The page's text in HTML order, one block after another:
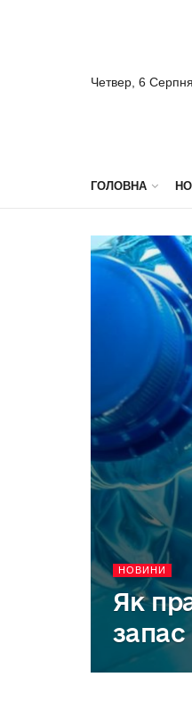
Четвер, 6 Серпня
ГОЛОВНА
НОВИНИ
Як